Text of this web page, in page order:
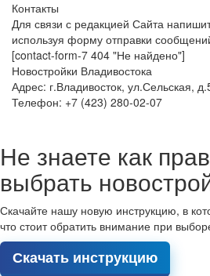
Контакты
Для связи с редакцией Сайта
используя форму отправки
[contact-form-7 404 "Не найдено"]
Новостройки Владивостока
Адрес: г.Владивосток, ул.Сельская,
Телефон: +7 (423) 280-02-07
Не знаете как
выбрать
Скачайте нашу новую инструкцию, в
что стоит обратить внимание при
Скачать инструкцию